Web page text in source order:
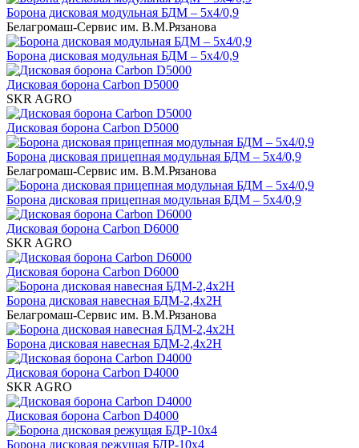
Борона дисковая модульная БДМ – 5х4/0,9
Белагромаш-Сервис им. В.М.Рязанова
Борона дисковая модульная БДМ – 5х4/0,9
Дисковая борона Carbon D5000
SKR AGRO
Дисковая борона Carbon D5000
Борона дисковая прицепная модульная БДМ – 5х4/0,9
Белагромаш-Сервис им. В.М.Рязанова
Борона дисковая прицепная модульная БДМ – 5х4/0,9
Дисковая борона Carbon D6000
SKR AGRO
Дисковая борона Carbon D6000
Борона дисковая навесная БДМ-2,4х2H
Белагромаш-Сервис им. В.М.Рязанова
Борона дисковая навесная БДМ-2,4х2H
Дисковая борона Carbon D4000
SKR AGRO
Дисковая борона Carbon D4000
Борона дисковая режущая БДР-10х4